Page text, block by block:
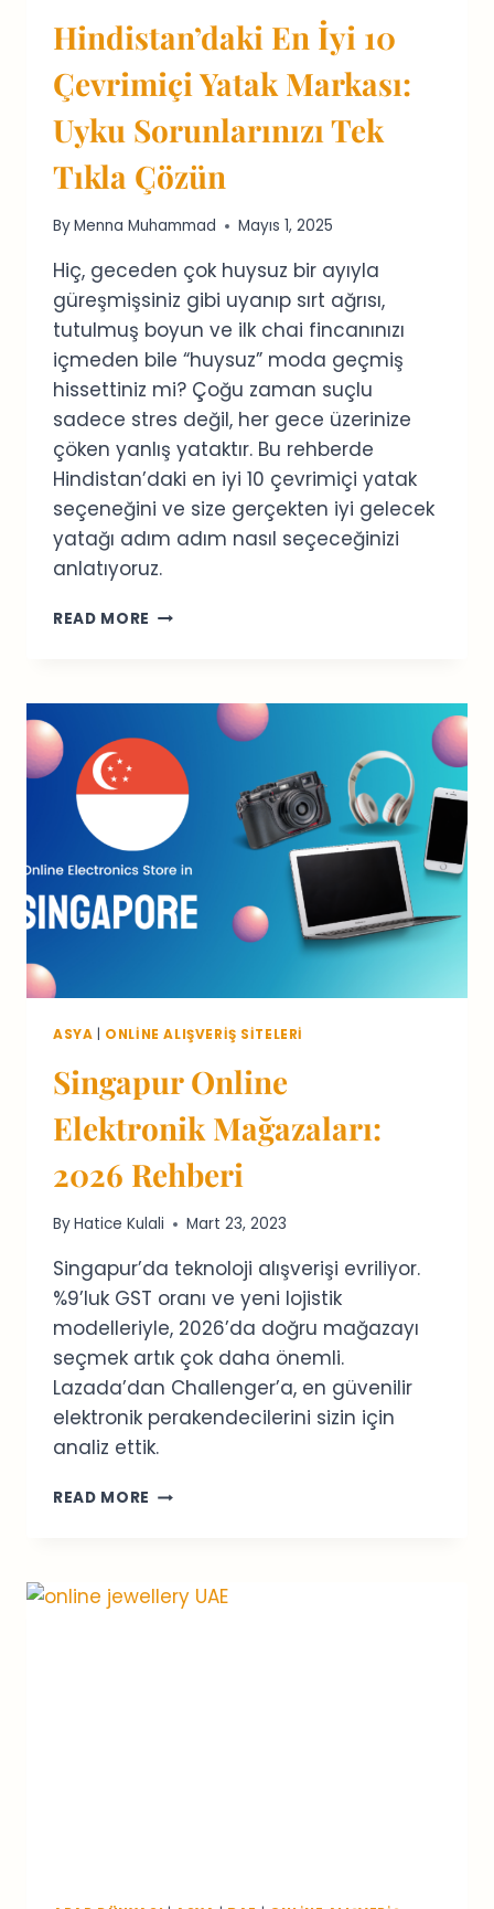
Hindistan’daki En İyi 10
Çevrimiçi Yatak Markası:
Uyku Sorunlarınızı Tek
Tıkla Çözün
ByMenna Muhammad Mayıs 1, 2025
Hiç, geceden çok huysuz bir ayıyla
güreşmişsiniz gibi uyanıp sırt ağrısı,
tutulmuş boyun ve ilk chai fincanınızı
içmeden bile “huysuz” moda geçmiş
hissettiniz mi? Çoğu zaman suçlu
sadece stres değil, her gece üzerinize
çöken yanlış yataktır. Bu rehberde
Hindistan’daki en iyi 10 çevrimiçi yatak
seçeneğini ve size gerçekten iyi gelecek
yatağı adım adım nasıl seçeceğinizi
anlatıyoruz.
READ MORE HINDISTAN’DAKI
ÇEVRIMIÇI
MARKASI:
UYKU
SORUNLARINIZI
TEK
TIKLA
ÇÖZÜN
ASYA ONLINE ALIŞVERIŞ SITELERI
Singapur Online
Elektronik Mağazaları:
2026 Rehberi
ByHatice Kulali Mart 23, 2023
Singapur’da teknoloji alışverişi evriliyor.
%9’luk GST oranı ve yeni lojistik
modelleriyle, 2026’da doğru mağazayı
seçmek artık çok daha önemli.
Lazada’dan Challenger’a, en güvenilir
elektronik perakendecilerini sizin için
analiz ettik.
READ MORE SINGAPUR
2026
REHBERI